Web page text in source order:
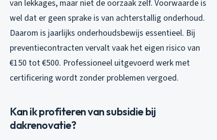
van lekkages, maar niet de oorzaak zelf. Voorwaarde is
wel dat er geen sprake is van achterstallig onderhoud.
Daarom is jaarlijks onderhoudsbewijs essentieel. Bij
preventiecontracten vervalt vaak het eigen risico van
€150 tot €500. Professioneel uitgevoerd werk met
certificering wordt zonder problemen vergoed.
Kan ik profiteren van subsidie bij
dakrenovatie?